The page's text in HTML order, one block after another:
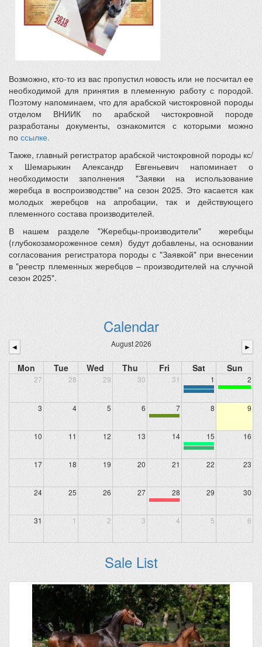
Возможно, кто-то из вас пропустил новость или не посчитал ее
необходимой для принятия в племенную работу с породой.
Поэтому напоминаем, что для арабской чистокровной породы
отделом ВНИИК по арабской чистокровной породе
разработаны документы, ознакомится с которыми можно
по ссылке.
Также, главный регистратор арабской чистокровной породы кс/
х Шемарыкин Александр Евгеньевич напоминает о
необходимости заполнения "Заявки на использование
жеребца в воспроизводстве" на сезон 2025. Это касается как
молодых жеребцов на апробации, так и действующего
племенного состава производителей.
В нашем разделе "Жеребцы-производители" жеребцы
(глубокозамороженное семя) будут добавлены, на основании
согласования регистратора породы с "Заявкой" при внесении
в "реестр племенных жеребцов – производителей на случной
сезон 2025".
Calendar
◄ August 2026 ►
Mon Tue Wed Thu Fri Sat Sun
27 28 29 30 31 1 2
3 4 5 6 7 8 9
10 11 12 13 14 15 16
17 18 19 20 21 22 23
24 25 26 27 28 29 30
31 1 2 3 4 5 6
Sale List